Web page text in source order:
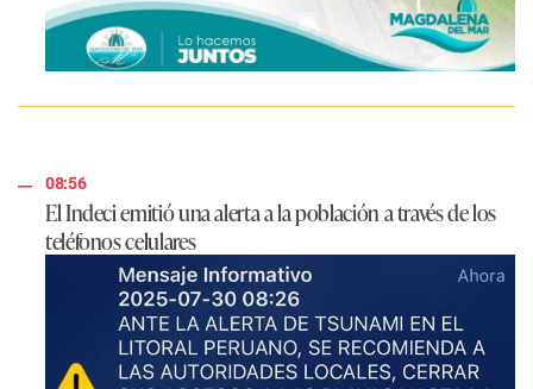
08:56
El Indeci emitió una alerta a la población a través de los
teléfonos celulares